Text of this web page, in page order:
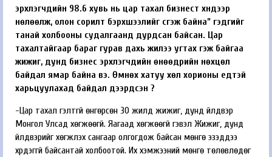
эрхлэгчдийн 98.6 хувь нь цар тахал бизнест хүндээр
нөлөөлж, олон сорилт бэрхшээлийг үүсгэж байна” гэдгийг
танай холбооны судалгаанд дурдсан байсан. Цар
тахалтайгаар бараг гурав дахь жилээ угтах гэж байгаа
жижиг, дунд бизнес эрхлэгчдийн өнөөдрийн нөхцөл
байдал ямар байна вэ. Өмнөх хатуу хөл хорионы үеүдтэй
харьцуулахад байдал дээрдсэн үү?
-Цар тахал гэлтгүй өнгөрсөн 30 жилд жижиг, дунд үйлдвэр
Монгол Улсад хөгжөөгүй. Яагаад хөгжөөгүй гэвэл Жижиг, дунд
үйлдвэрийг хөгжүүлэх сангаар олгогдож байсан мөнгө эзэддээ
хүрдэггүй байсантай холбоотой. Их хэмжээний мөнгө төлөвлөдөг